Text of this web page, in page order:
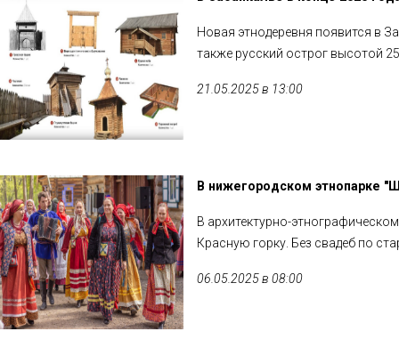
Новая этнодеревня появится в
также русский острог высотой
21.05.2025 в 13:00
В нижегородском этнопарке
В архитектурно-
Красную горку. Без свадеб по
06.05.2025 в 08:00